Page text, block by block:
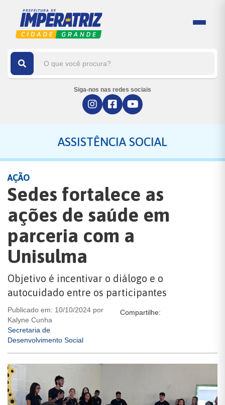
Siga-nos nas redes sociais
ASSISTÊNCIA SOCIAL
AÇÃO
Sedes fortalece as
ações de saúde em
parceria com a
Unisulma
Objetivo é incentivar o diálogo e o
autocuidado entre os participantes
Publicado em: 10/10/2024 por
Kalyne Cunha
Secretaria de
Desenvolvimento Social
Compartilhe: